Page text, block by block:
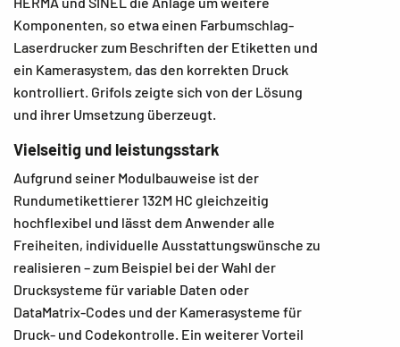
Komponenten, so etwa einen Farbumschlag-
Laserdrucker zum Beschriften der Etiketten und
ein Kamerasystem, das den korrekten Druck
kontrolliert. Grifols zeigte sich von der Lösung
und ihrer Umsetzung überzeugt.
Vielseitig und leistungsstark
Aufgrund seiner Modulbauweise ist der
Rundumetikettierer 132M HC gleichzeitig
hochflexibel und lässt dem Anwender alle
Freiheiten, individuelle Ausstattungswünsche zu
realisieren – zum Beispiel bei der Wahl der
Drucksysteme für variable Daten oder
DataMatrix-Codes und der Kamerasysteme für
Druck- und Codekontrolle. Ein weiterer Vorteil